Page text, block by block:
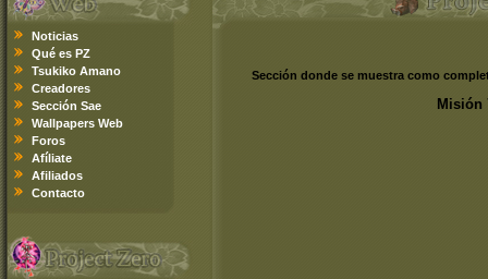
Noticias
Qué es PZ
Tsukiko Amano
Creadores
Sección Sae
Wallpapers Web
Foros
Afíliate
Afiliados
Contacto
Sección donde se muestra como
Misión